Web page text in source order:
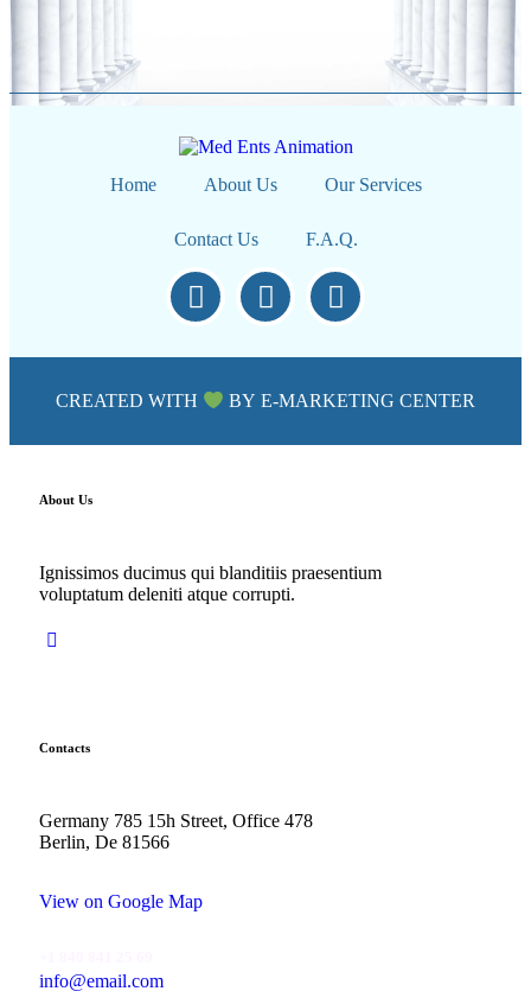
Home About Us Our Services
Contact Us F.A.Q.
CREATED WITH BYE-MARKETING CENTER
About Us
Ignissimos ducimus qui blanditiis praesentium
voluptatum deleniti atque corrupti.
Contacts
Germany 785 15h Street, Office 478
Berlin, De 81566
View on Google Map
info@email.com